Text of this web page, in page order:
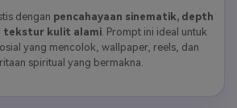
dengan pencahayaan sinematik, depth
tekstur kulit alami. Prompt ini ideal untuk
yang mencolok, wallpaper, reels, dan
spiritual yang bermakna.